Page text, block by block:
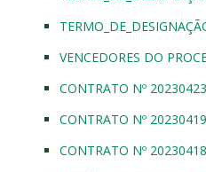
VENCEDORES DO
CONTRATO Nº 20230423
CONTRATO Nº 20230419
CONTRATO Nº 20230418